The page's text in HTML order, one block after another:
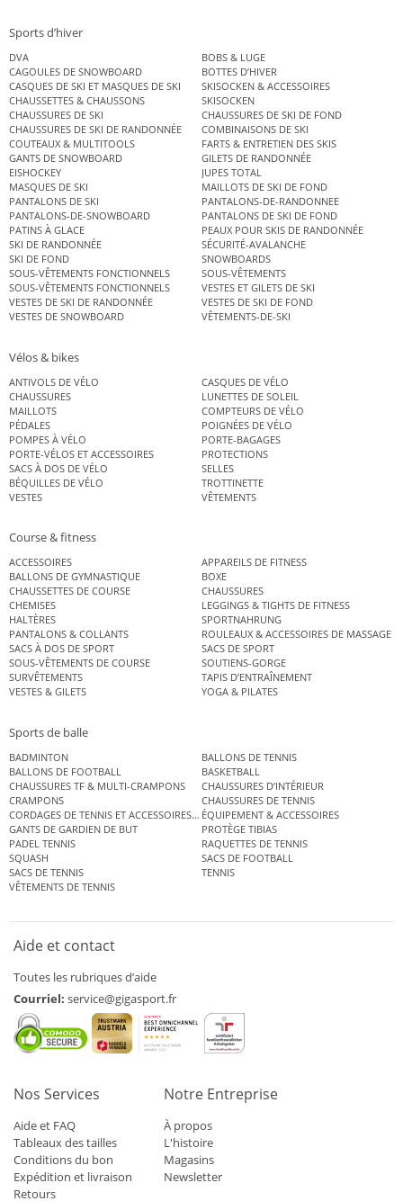
Sports d’hiver
DVA
BOBS & LUGE
CAGOULES DE SNOWBOARD
BOTTES D’HIVER
CASQUES DE SKI ET MASQUES DE SKI
SKISOCKEN & ACCESSOIRES
CHAUSSETTES & CHAUSSONS
SKISOCKEN
CHAUSSURES DE SKI
CHAUSSURES DE SKI DE FOND
CHAUSSURES DE SKI DE RANDONNÉE
COMBINAISONS DE SKI
COUTEAUX & MULTITOOLS
FARTS & ENTRETIEN DES SKIS
GANTS DE SNOWBOARD
GILETS DE RANDONNÉE
EISHOCKEY
JUPES TOTAL
MASQUES DE SKI
MAILLOTS DE SKI DE FOND
PANTALONS DE SKI
PANTALONS-DE-RANDONNEE
PANTALONS-DE-SNOWBOARD
PANTALONS DE SKI DE FOND
PATINS À GLACE
PEAUX POUR SKIS DE RANDONNÉE
SKI DE RANDONNÉE
SÉCURITÉ-AVALANCHE
SKI DE FOND
SNOWBOARDS
SOUS-VÊTEMENTS FONCTIONNELS
SOUS-VÊTEMENTS
SOUS-VÊTEMENTS FONCTIONNELS
VESTES ET GILETS DE SKI
VESTES DE SKI DE RANDONNÉE
VESTES DE SKI DE FOND
VESTES DE SNOWBOARD
VÊTEMENTS-DE-SKI
Vélos & bikes
ANTIVOLS DE VÉLO
CASQUES DE VÉLO
CHAUSSURES
LUNETTES DE SOLEIL
MAILLOTS
COMPTEURS DE VÉLO
PÉDALES
POIGNÉES DE VÉLO
POMPES À VÉLO
PORTE-BAGAGES
PORTE-VÉLOS ET ACCESSOIRES
PROTECTIONS
SACS À DOS DE VÉLO
SELLES
BÉQUILLES DE VÉLO
TROTTINETTE
VESTES
VÊTEMENTS
Course & fitness
ACCESSOIRES
APPAREILS DE FITNESS
BALLONS DE GYMNASTIQUE
BOXE
CHAUSSETTES DE COURSE
CHAUSSURES
CHEMISES
LEGGINGS & TIGHTS DE FITNESS
HALTÈRES
SPORTNAHRUNG
PANTALONS & COLLANTS
ROULEAUX & ACCESSOIRES DE MASSAGE
SACS À DOS DE SPORT
SACS DE SPORT
SOUS-VÊTEMENTS DE COURSE
SOUTIENS-GORGE
SURVÊTEMENTS
TAPIS D’ENTRAÎNEMENT
VESTES & GILETS
YOGA & PILATES
Sports de balle
BADMINTON
BALLONS DE TENNIS
BALLONS DE FOOTBALL
BASKETBALL
CHAUSSURES TF & MULTI-CRAMPONS
CHAUSSURES D’INTÉRIEUR
CRAMPONS
CHAUSSURES DE TENNIS
CORDAGES DE TENNIS ET ACCESSOIRES DE TENNISÉQUIPEMENT & ACCESSOIRES
GANTS DE GARDIEN DE BUT
PROTÈGE TIBIAS
PADEL TENNIS
RAQUETTES DE TENNIS
SQUASH
SACS DE FOOTBALL
SACS DE TENNIS
TENNIS
VÊTEMENTS DE TENNIS
Aide et contact
Toutes les rubriques d’aide
Courriel: service@gigasport.fr
Nos Services
Aide et FAQ
Tableaux des tailles
Conditions du bon
Expédition et livraison
Retours
Notre Entreprise
À propos
L'histoire
Magasins
Newsletter